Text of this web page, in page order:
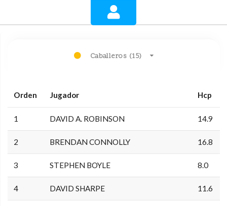
Caballeros (15)
Orden Jugador Hcp
1 DAVID A. ROBINSON 14.9
2 BRENDAN CONNOLLY 16.8
3 STEPHEN BOYLE 8.0
4 DAVID SHARPE 11.6